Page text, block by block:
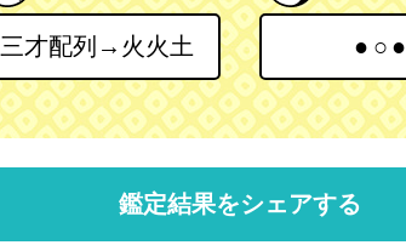
三才配列→火火土 ●○●
鑑定結果をシェアする